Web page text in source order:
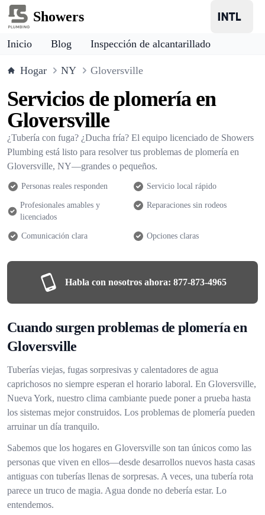
Showers
Inicio Blog Inspección de alcantarillado
Hogar NY Gloversville
Servicios de plomería en
Gloversville
¿Tubería con fuga? ¿Ducha fría? El equipo licenciado de Showers
Plumbing está listo para resolver tus problemas de plomería en
Gloversville, NY—grandes o pequeños.
Personas reales responden Servicio local rápido
Profesionales amables y
licenciados
Reparaciones sin rodeos
Comunicación clara Opciones claras
Habla con nosotros ahora: 877-873-4965
Cuando surgen problemas de plomería en
Gloversville
Tuberías viejas, fugas sorpresivas y calentadores de agua
caprichosos no siempre esperan el horario laboral. En Gloversville,
Nueva York, nuestro clima cambiante puede poner a prueba hasta
los sistemas mejor construidos. Los problemas de plomería pueden
arruinar un día tranquilo.
Sabemos que los hogares en Gloversville son tan únicos como las
personas que viven en ellos—desde desarrollos nuevos hasta casas
antiguas con tuberías llenas de sorpresas. A veces, una tubería rota
parece un truco de magia. Agua donde no debería estar. Lo
entendemos.